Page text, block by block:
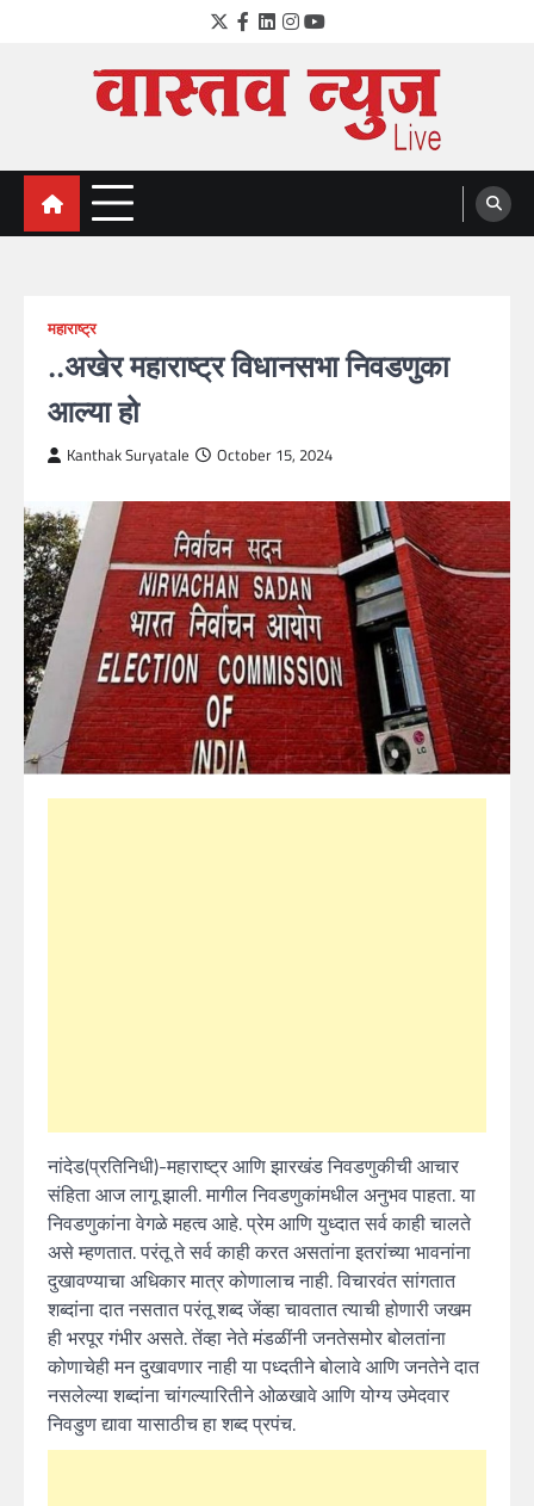
Twitter
Facebook
LinkedIn
Instagram
YouTube
VastavNEWSLive.com
a leading NEWS portal of Maharahstra
महाराष्ट्र
..अखेर महाराष्ट्र विधानसभा निवडणुका
आल्या हो
Kanthak Suryatale October 15, 2024
नांदेड(प्रतिनिधी)-महाराष्ट्र आणि झारखंड निवडणुकीची आचार
संहिता आज लागू झाली. मागील निवडणुकांमधील अनुभव पाहता. या
निवडणुकांना वेगळे महत्व आहे. प्रेम आणि युध्दात सर्व काही चालते
असे म्हणतात. परंतू ते सर्व काही करत असतांना इतरांच्या भावनांना
दुखावण्याचा अधिकार मात्र कोणालाच नाही. विचारवंत सांगतात
शब्दांना दात नसतात परंतू शब्द जेंव्हा चावतात त्याची होणारी जखम
ही भरपूर गंभीर असते. तेंव्हा नेते मंडळींनी जनतेसमोर बोलतांना
कोणाचेही मन दुखावणार नाही या पध्दतीने बोलावे आणि जनतेने दात
नसलेल्या शब्दांना चांगल्यारितीने ओळखावे आणि योग्य उमेदवार
निवडुण द्यावा यासाठीच हा शब्द प्रपंच.